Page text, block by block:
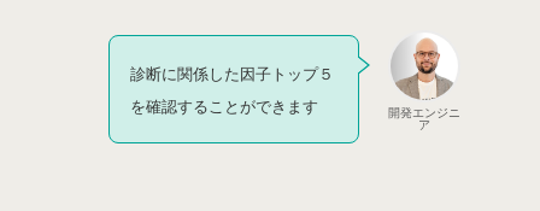
開発エンジニ
ア
診断に関係した因子トップ５
を確認することができます